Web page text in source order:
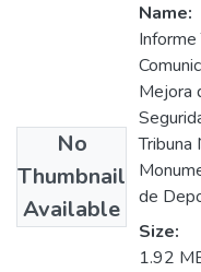
No
Thumbnail
Available
Name:
Informe
Mejora
de
Size:
1.92